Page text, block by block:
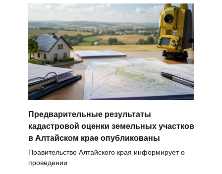
Предварительные результаты
кадастровой оценки земельных участков
в Алтайском крае опубликованы
Правительство Алтайского края информирует о
проведении